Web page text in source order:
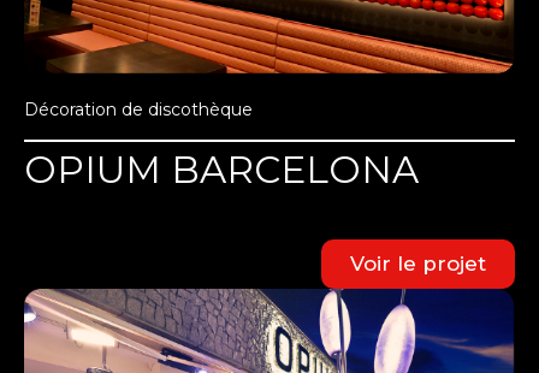
Décoration de discothèque
OPIUM BARCELONA
Voir le projet